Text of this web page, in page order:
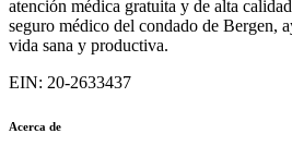
atención médica gratuita y de alta
seguro médico del condado de Bergen,
vida sana y productiva.
EIN: 20-2633437
Acerca de